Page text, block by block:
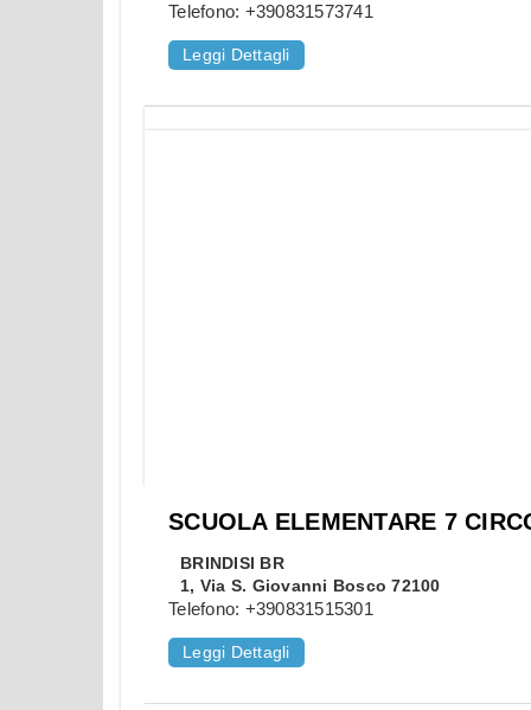
Telefono: +390831573741
Leggi Dettagli
SCUOLA ELEMENTARE 7
BRINDISI BR
1, Via S. Giovanni Bosco 72100
Telefono: +390831515301
Leggi Dettagli